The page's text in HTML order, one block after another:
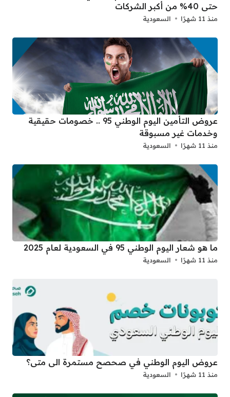
حتى 40% من أكبر الشركات
منذ 11 شهرًا السعودية
عروض التأمين اليوم الوطني 95 .. خصومات حقيقية
وخدمات غير مسبوقة
منذ 11 شهرًا السعودية
ما هو شعار اليوم الوطني 95 في السعودية لعام 2025
منذ 11 شهرًا السعودية
عروض اليوم الوطني في صحصح مستمرة الى متى؟
منذ 11 شهرًا السعودية